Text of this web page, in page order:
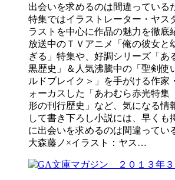
出会いを求めるのは間違ってい
特集ではイラストレーター・ヤス
ラストを中心に作品の魅力を徹
放送中のＴＶアニメ「俺の彼女と
ぎる」特集や、好調シリーズ「あ
黒歴史」＆人気沸騰中の「聖剣使
ルドブレイク＞」を手がける作家
ォーカスした「あわむら赤光特
形の刊行歴史」など、気になる
して書き下ろし小説には、早くも
に出会いを求めるのは間違ってい
大森藤ノ×イラスト：ヤス…